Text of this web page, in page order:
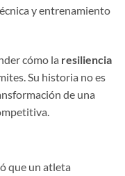
y entrenamiento
cómo la resiliencia
Su historia no es
de una
que un atleta